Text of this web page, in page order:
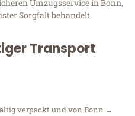
Umzugsservice in Bonn,
Sorgfalt behandelt.
Transport
verpackt und von Bonn →